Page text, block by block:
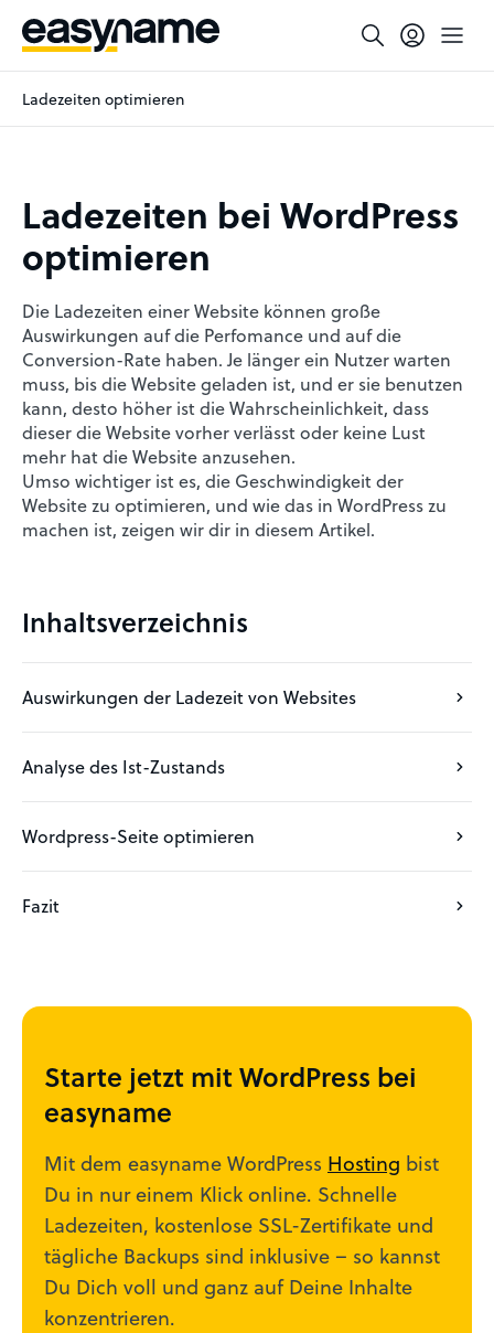
Ladezeiten optimieren
Ladezeiten bei WordPress
optimieren
Die Ladezeiten einer Website können große
Auswirkungen auf die Perfomance und auf die
Conversion-Rate haben. Je länger ein Nutzer warten
muss, bis die Website geladen ist, und er sie benutzen
kann, desto höher ist die Wahrscheinlichkeit, dass
dieser die Website vorher verlässt oder keine Lust
mehr hat die Website anzusehen.
Umso wichtiger ist es, die Geschwindigkeit der
Website zu optimieren, und wie das in WordPress zu
machen ist, zeigen wir dir in diesem Artikel.
Inhaltsverzeichnis
Auswirkungen der Ladezeit von Websites
Analyse des Ist-Zustands
Wordpress-Seite optimieren
Fazit
Starte jetzt mit WordPress bei
easyname
Mit dem easyname WordPress Hosting bist
Du in nur einem Klick online. Schnelle
Ladezeiten, kostenlose SSL-Zertifikate und
tägliche Backups sind inklusive – so kannst
Du Dich voll und ganz auf Deine Inhalte
konzentrieren.